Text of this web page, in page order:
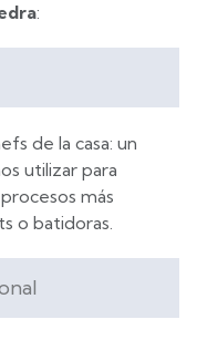
:
de la casa: un
utilizar para
más
o batidoras.